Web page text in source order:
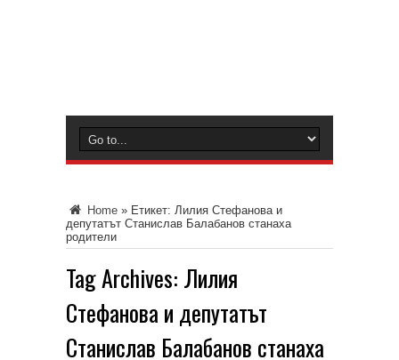
Home » Етикет: Лилия Стефанова и
депутатът Станислав Балабанов станаха
родители
Tag Archives: Лилия
Стефанова и депутатът
Станислав Балабанов станаха